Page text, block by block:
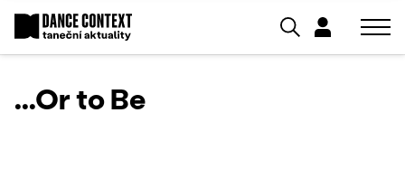
...Or to Be